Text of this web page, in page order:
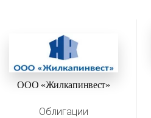
ООО «Жилкапинвест»
Облигации